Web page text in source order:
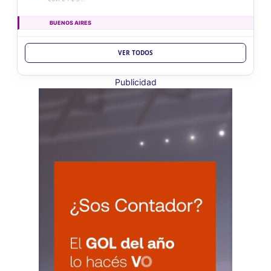
BUENOS AIRES
BUENOS AIRES
Ag. Bs As Reg Gral Retenc 2aQ
CUIT 0-1-2-3-4-5-6-7-8-9-…
LUN
10
10 Agentes RetenciÃ³n Catamarca
CUIT 0-1-2-3-4-5-6-7-8-9-…
CHUBUT
VER TODOS
Publicidad